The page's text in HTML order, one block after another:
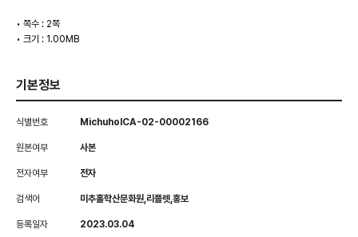
• 쪽수 : 2쪽
• 크기 : 1.00MB
기본정보
식별번호 MichuholCA-02-00002166
원본여부 사본
전자여부 전자
검색어 미추홀학산문화원,리플렛,홍보
등록일자 2023.03.04